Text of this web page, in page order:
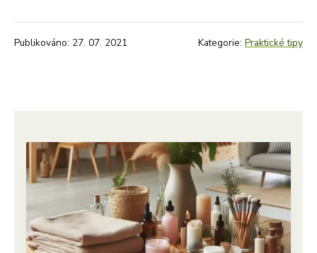
Publikováno: 27. 07. 2021 Kategorie: Praktické tipy